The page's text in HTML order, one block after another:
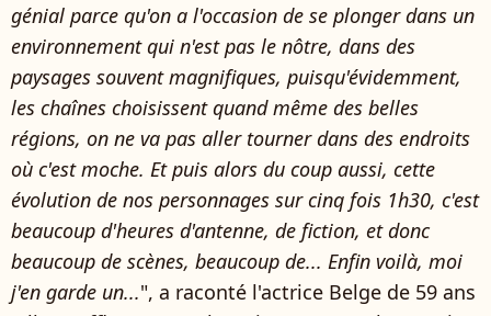
génial parce qu'on a l'occasion de se plonger dans un
environnement qui n'est pas le nôtre, dans des
paysages souvent magnifiques, puisqu'évidemment,
les chaînes choisissent quand même des belles
régions, on ne va pas aller tourner dans des endroits
où c'est moche. Et puis alors du coup aussi, cette
évolution de nos personnages sur cinq fois 1h30, c'est
beaucoup d'heures d'antenne, de fiction, et donc
beaucoup de scènes, beaucoup de... Enfin voilà, moi
j'en garde un...", a raconté l'actrice Belge de 59 ans